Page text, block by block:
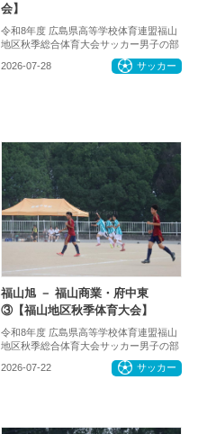
会】
令和8年度 広島県高等学校体育連盟福山
地区秋季総合体育大会サッカー男子の部
2026-07-28 サッカー
福山旭 － 福山商業・府中東
③【福山地区秋季体育大会】
令和8年度 広島県高等学校体育連盟福山
地区秋季総合体育大会サッカー男子の部
2026-07-22 サッカー